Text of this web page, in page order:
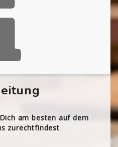
am besten auf dem
zurechtfindest